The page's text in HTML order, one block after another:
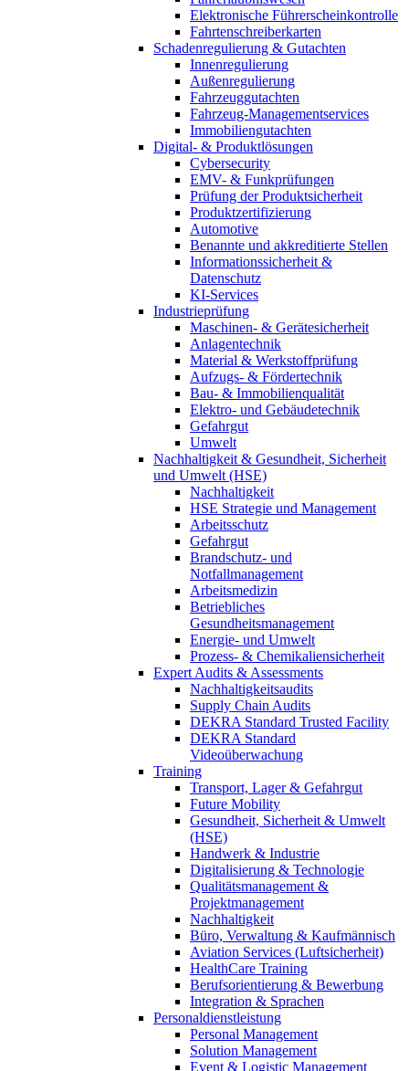
Elektronische Führerscheinkontrolle
Fahrtenschreiberkarten
Schadenregulierung & Gutachten
Innenregulierung
Außenregulierung
Fahrzeuggutachten
Fahrzeug-Managementservices
Immobiliengutachten
Digital- & Produktlösungen
Cybersecurity
EMV- & Funkprüfungen
Prüfung der Produktsicherheit
Produktzertifizierung
Automotive
Benannte und akkreditierte Stellen
Informationssicherheit &
Datenschutz
KI-Services
Industrieprüfung
Maschinen- & Gerätesicherheit
Anlagentechnik
Material & Werkstoffprüfung
Aufzugs- & Fördertechnik
Bau- & Immobilienqualität
Elektro- und Gebäudetechnik
Gefahrgut
Umwelt
Nachhaltigkeit & Gesundheit, Sicherheit
und Umwelt (HSE)
Nachhaltigkeit
HSE Strategie und Management
Arbeitsschutz
Gefahrgut
Brandschutz- und
Notfallmanagement
Arbeitsmedizin
Betriebliches
Gesundheitsmanagement
Energie- und Umwelt
Prozess- & Chemikaliensicherheit
Expert Audits & Assessments
Nachhaltigkeitsaudits
Supply Chain Audits
DEKRA Standard Trusted Facility
DEKRA Standard
Videoüberwachung
Training
Transport, Lager & Gefahrgut
Future Mobility
Gesundheit, Sicherheit & Umwelt
(HSE)
Handwerk & Industrie
Digitalisierung & Technologie
Qualitätsmanagement &
Projektmanagement
Nachhaltigkeit
Büro, Verwaltung & Kaufmännisch
Aviation Services (Luftsicherheit)
HealthCare Training
Berufsorientierung & Bewerbung
Integration & Sprachen
Personaldienstleistung
Personal Management
Solution Management
Event & Logistic Management